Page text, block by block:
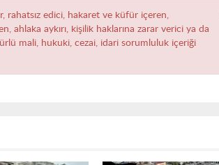
rahatsız edici, hakaret ve küfür içeren,
ahlaka aykırı, kişilik haklarına zarar verici ya da
mali, hukuki, cezai, idari sorumluluk içeriği